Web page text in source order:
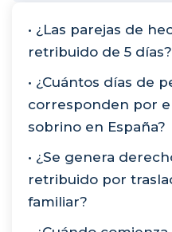
• ¿Las parejas de
retribuido de 5 días?
• ¿Cuántos días de
corresponden por
sobrino en España?
• ¿Se genera
retribuido por
familiar?